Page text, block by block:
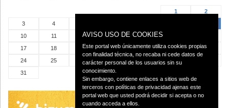
1
2
3
4
10
11 12 13 14
17
18 19 20 21 22
23
24
25 26 27 28 29
31
AVISO USO DE COOKIES
Este portal web únicamente utiliza cookies propias
con finalidad técnica, no recaba ni cede datos de
carácter personal de los usuarios sin su
conocimiento.
Sin embargo, contiene enlaces a sitios web de
terceros con políticas de privacidad ajenas este
portal web que usted podrá decidir si acepta o no
cuando acceda a ellos.